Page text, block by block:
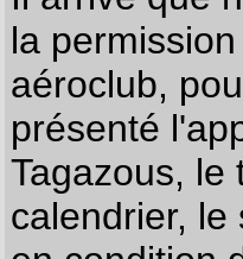
la
aéroclub,
présenté
Tagazous, le
calendrier,